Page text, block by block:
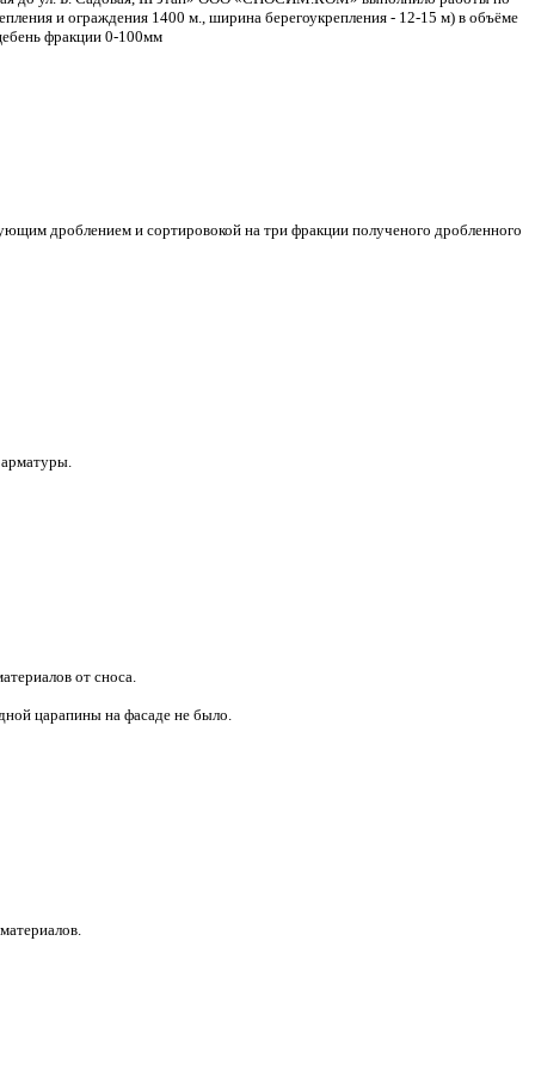
и ограждения 1400 м., ширина берегоукрепления - 12-15 м) в объёме
фракции 0-100мм
дроблением и сортировокой на три фракции полученого дробленного
от сноса.
царапины на фасаде не было.